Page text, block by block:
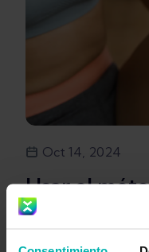
Oct 14, 2024
Usar el
lesiones